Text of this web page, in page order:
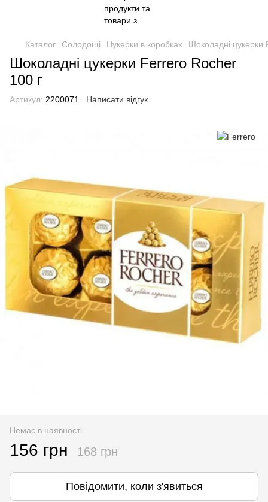
Каталог Солодощі Цукерки в коробках Шоколадні
Шоколадні цукерки Ferrero Rocher
100 г
Артикул: 2200071 Написати відгук
Немає в наявності
156 грн 168 грн
Повідомити, коли з'явиться